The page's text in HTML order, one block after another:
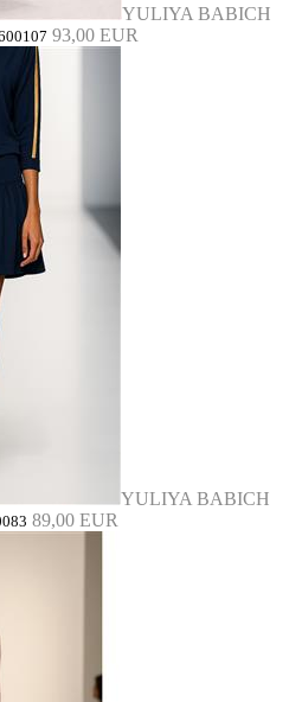
YULIYA BABICH
93,00 EUR
YULIYA BABICH
89,00 EUR